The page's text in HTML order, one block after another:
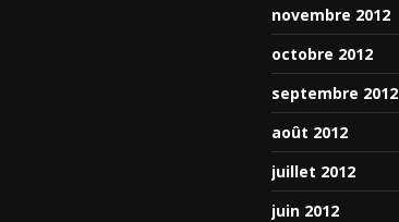
novembre 2012
octobre 2012
septembre 2012
août 2012
juillet 2012
juin 2012